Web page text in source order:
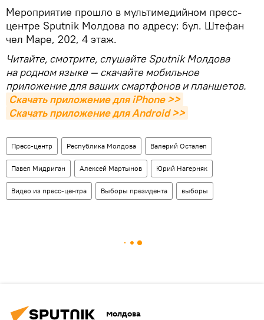
Мероприятие прошло в мультимедийном пресс-
центре Sputnik Молдова по адресу: бул. Штефан
чел Маре, 202, 4 этаж.
Читайте, смотрите, слушайте Sputnik Молдова
на родном языке — скачайте мобильное
приложение для ваших смартфонов и планшетов.
Скачать приложение для iPhone >>
Скачать приложение для Android >>
Пресс-центр Республика Молдова Валерий Осталеп
Павел Мидриган Алексей Мартынов Юрий Нагерняк
Видео из пресс-центра Выборы президента выборы
Молдова